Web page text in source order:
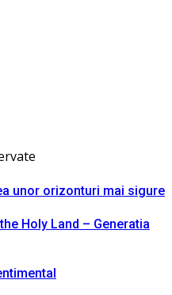
unor orizonturi mai sigure
Holy Land – Generatia